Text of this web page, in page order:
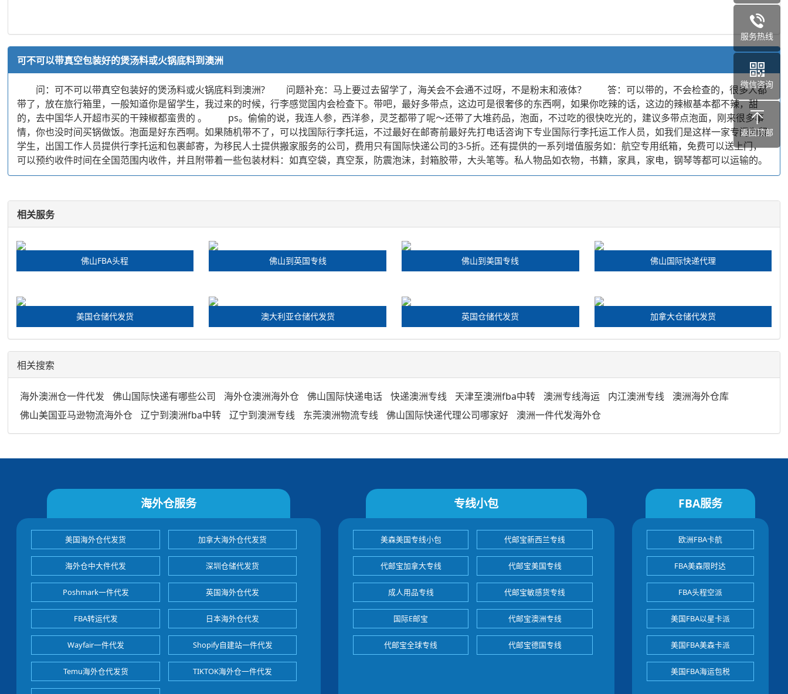
可不可以带真空包装好的煲汤料或火锅底料到澳洲
问：可不可以带真空包装好的煲汤料或火锅底料到澳洲? 问题补充：马上要过去留学了，海关会不会通不过呀，不是粉末和液体？ 答：可以带的，不会检查的，很多人都
带了，放在旅行箱里，一般知道你是留学生，我过来的时候，行李感觉国内会检查下。带吧，最好多带点，这边可是很奢侈的东西啊，如果你吃辣的话，这边的辣椒基本都不辣，甜
的，去中国华人开超市买的干辣椒都蛮贵的 。 ps。偷偷的说，我连人参，西洋参，灵芝都带了呢～还带了大堆药品，泡面，不过吃的很快吃光的，建议多带点泡面，刚来很多事
情，你也没时间买锅做饭。泡面是好东西啊。如果随机带不了，可以找国际行李托运，不过最好在邮寄前最好先打电话咨询下专业国际行李托运工作人员，如我们是这样一家专门为留
学生，出国工作人员提供行李托运和包裹邮寄，为移民人士提供搬家服务的公司，费用只有国际快递公司的3-5折。还有提供的一系列增值服务如：航空专用纸箱，免费可以送上门，
可以预约收件时间在全国范围内收件，并且附带着一些包装材料：如真空袋，真空泵，防震泡沫，封箱胶带，大头笔等。私人物品如衣物，书籍，家具，家电，钢琴等都可以运输的。
相关服务
佛山FBA头程 佛山到英国专线 佛山到美国专线 佛山国际快递代理
美国仓储代发货 澳大利亚仓储代发货 英国仓储代发货 加拿大仓储代发货
相关搜索
海外澳洲仓一件代发 佛山国际快递有哪些公司 海外仓澳洲海外仓 佛山国际快递电话 快递澳洲专线 天津至澳洲fba中转 澳洲专线海运 内江澳洲专线
澳洲海外仓库
佛山美国亚马逊物流海外仓
辽宁到澳洲fba中转 辽宁到澳洲专线 东莞澳洲物流专线 佛山国际快递代理公司哪家好 澳洲一件代发海外仓
海外仓服务
美国海外仓代发货 加拿大海外仓代发货
海外仓中大件代发 深圳仓储代发货
Poshmark一件代发 英国海外仓代发
FBA转运代发 日本海外仓代发
Wayfair一件代发 Shopify自建站一件代发
Temu海外仓代发货 TIKTOK海外仓一件代发
专线小包
美森美国专线小包 代邮宝新西兰专线
代邮宝加拿大专线 代邮宝美国专线
成人用品专线 代邮宝敏感货专线
国际E邮宝 代邮宝澳洲专线
代邮宝全球专线 代邮宝德国专线
FBA服务
欧洲FBA卡航
FBA美森限时达
FBA头程空派
美国FBA以星卡派
美国FBA美森卡派
美国FBA海运包税
服务热线
微信咨询
返回顶部